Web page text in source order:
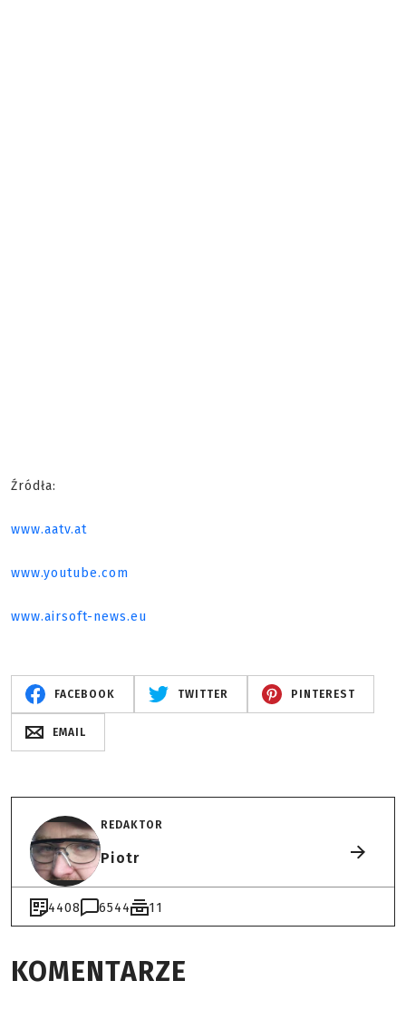
Źródła:
www.aatv.at
www.youtube.com
www.airsoft-news.eu
FACEBOOK TWITTER PINTEREST
EMAIL
REDAKTOR
Piotr
4408 6544 11
KOMENTARZE